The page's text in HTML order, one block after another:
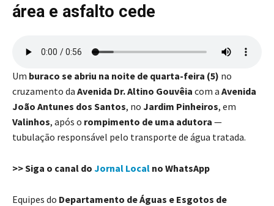
área e asfalto cede
Um buraco se abriu na noite de quarta-feira (5) no
cruzamento da Avenida Dr. Altino Gouvêia com a Avenida
João Antunes dos Santos, no Jardim Pinheiros, em
Valinhos, após o rompimento de uma adutora —
tubulação responsável pelo transporte de água tratada.
>> Siga o canal do Jornal Local no WhatsApp
Equipes do Departamento de Águas e Esgotos de